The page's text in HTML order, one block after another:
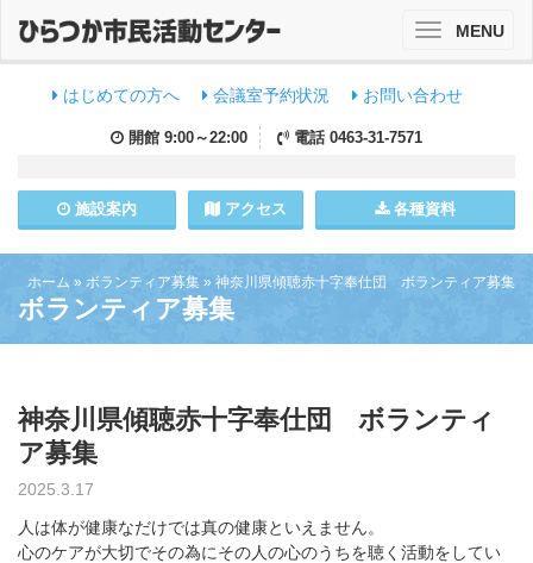
はじめての方へ 会議室予約状況 お問い合わせ
開館 9:00～22:00 電話 0463-31-7571
施設案内 アクセス 各種資料
ToggleMENU
ホーム » ボランティア募集 » 神奈川県傾聴赤十字奉仕団 ボランティア募集
ボランティア募集
神奈川県傾聴赤十字奉仕団 ボランティ
ア募集
2025.3.17
人は体が健康なだけでは真の健康といえません。
心のケアが大切でその為にその人の心のうちを聴く活動をしてい